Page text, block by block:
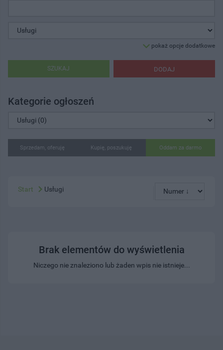
pokaż opcje dodatkowe
DODAJ
SZUKAJ
Kategorie ogłoszeń
Sprzedam, oferuję Kupię, poszukuję Oddam za darmo
Start Usługi
Brak elementów do wyświetlenia
Niczego nie znaleziono lub żaden wpis nie istnieje...